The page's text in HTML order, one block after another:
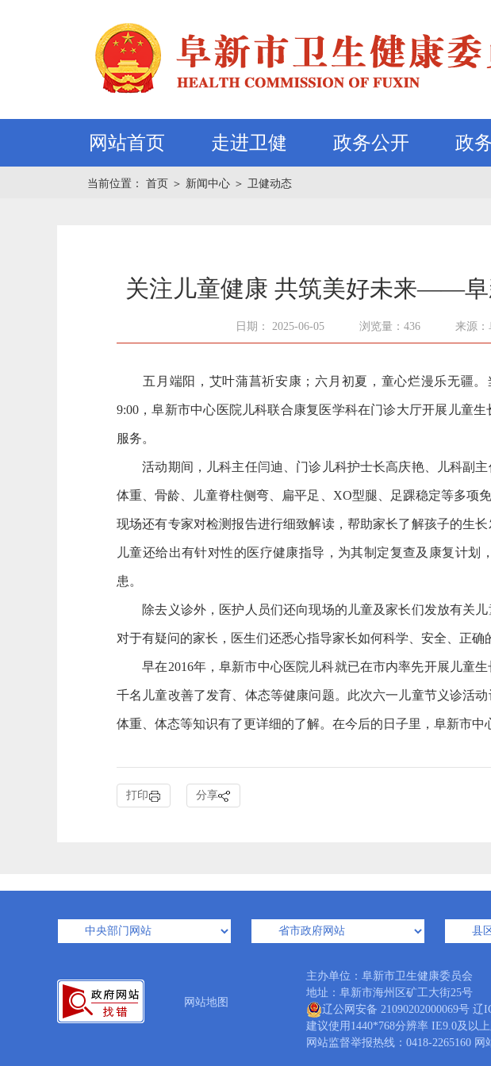
网站首页 走进卫健 政务公开 政
当前位置： 首页 ＞ 新闻中心 ＞ 卫健动态
关注儿童健康 共筑美好未来——阜
日期： 2025-06-05 浏览量：436 来源
五月端阳，艾叶蒲菖祈安康；六月初夏，童心烂漫乐无疆。
9:00，阜新市中心医院儿科联合康复医学科在门诊大厅开展儿童
服务。
活动期间，儿科主任闫迪、门诊儿科护士长高庆艳、儿科副主
体重、骨龄、儿童脊柱侧弯、扁平足、XO型腿、足踝稳定等多项
现场还有专家对检测报告进行细致解读，帮助家长了解孩子的生
儿童还给出有针对性的医疗健康指导，为其制定复查及康复计
患。
除去义诊外，医护人员们还向现场的儿童及家长们发放有关儿
对于有疑问的家长，医生们还悉心指导家长如何科学、安全、正
早在2016年，阜新市中心医院儿科就已在市内率先开展儿童生
千名儿童改善了发育、体态等健康问题。此次六一儿童节义诊活
体重、体态等知识有了更详细的了解。在今后的日子里，阜新市
打印 分享
网站地图
主办单位：阜新市卫生健康委员会
地址：阜新市海州区矿工大街25
辽公网安备 21090202000069号 辽
建议使用1440*768分辨率 IE9.0及以
网站监督举报热线：0418-2265160